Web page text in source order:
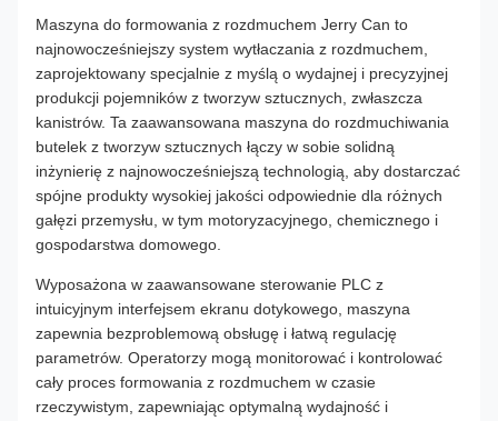
Maszyna do formowania z rozdmuchem Jerry Can to
najnowocześniejszy system wytłaczania z rozdmuchem,
zaprojektowany specjalnie z myślą o wydajnej i precyzyjnej
produkcji pojemników z tworzyw sztucznych, zwłaszcza
kanistrów. Ta zaawansowana maszyna do rozdmuchiwania
butelek z tworzyw sztucznych łączy w sobie solidną
inżynierię z najnowocześniejszą technologią, aby dostarczać
spójne produkty wysokiej jakości odpowiednie dla różnych
gałęzi przemysłu, w tym motoryzacyjnego, chemicznego i
gospodarstwa domowego.
Wyposażona w zaawansowane sterowanie PLC z
intuicyjnym interfejsem ekranu dotykowego, maszyna
zapewnia bezproblemową obsługę i łatwą regulację
parametrów. Operatorzy mogą monitorować i kontrolować
cały proces formowania z rozdmuchem w czasie
rzeczywistym, zapewniając optymalną wydajność i